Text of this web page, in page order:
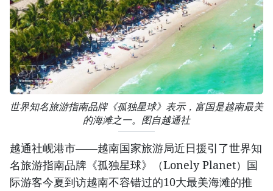
世界知名旅游指南品牌《孤独星球》表示，富国是越南最美
的海滩之一。图自越通社
越通社岘港市——越南国家旅游局近日援引了世界知
名旅游指南品牌《孤独星球》（Lonely Planet）国
际游客今夏到访越南不容错过的10大最美海滩的推